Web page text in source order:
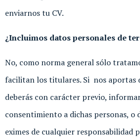
enviarnos tu CV.
¿Incluimos datos personales de
No, como norma general sólo
facilitan los titulares. Si nos aportas
deberás con carácter previo,
consentimiento a dichas personas, o
eximes de cualquier